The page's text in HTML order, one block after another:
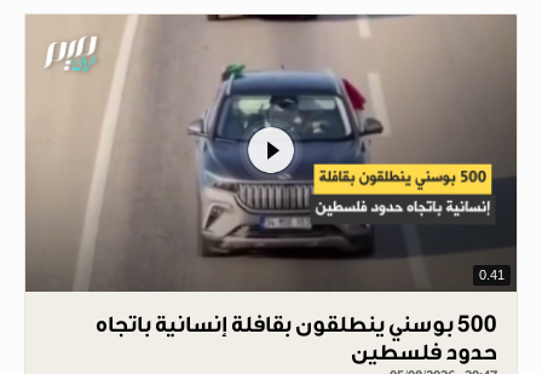
0.41
500 بوسني ينطلقون بقافلة إنسانية باتجاه
حدود فلسطين